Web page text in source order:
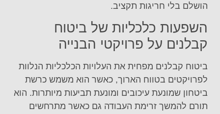
הושלם בלי חריגות תקציב.
השפעות כלכליות של ביטוח
קבלנים על פרויקטי הבנייה
ביטוח קבלנים מפחית את העלויות הכלכליות הנלוות
לפרויקטים בטווח הארוך, כאשר הוא משמש כרשת
ביטחון שמונעת עיכובים ומונעת תביעות מיותרות. הוא
תורם להמשך זרימת העבודה גם כאשר מתרחשים